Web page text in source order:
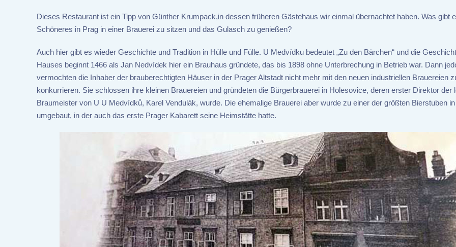
Dieses Restaurant ist ein Tipp von Günther Krumpack,in dessen früheren Gästehaus wir einmal übernachtet haben. Was gibt
Schöneres in Prag in einer Brauerei zu sitzen und das Gulasch zu genießen?
Auch hier gibt es wieder Geschichte und Tradition in Hülle und Fülle. U Medvídku bedeutet „Zu den Bärchen“ und die
Hauses beginnt 1466 als Jan Nedvídek hier ein Brauhaus gründete, das bis 1898 ohne Unterbrechung in Betrieb war. Dann
vermochten die Inhaber der brauberechtigten Häuser in der Prager Altstadt nicht mehr mit den neuen industriellen Brauereien
konkurrieren. Sie schlossen ihre kleinen Brauereien und gründeten die Bürgerbrauerei in Holesovice, deren erster Direktor der
Braumeister von U U Medvídků, Karel Vendulák, wurde. Die ehemalige Brauerei aber wurde zu einer der größten Bierstuben
umgebaut, in der auch das erste Prager Kabarett seine Heimstätte hatte.